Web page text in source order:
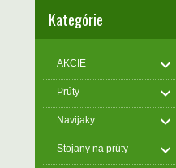
Kategórie
AKCIE
Prúty
Navijaky
Stojany na prúty